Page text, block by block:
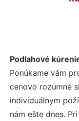
Podlahové
Ponúkame vám
cenovo rozumné
individuálnym
nám ešte dnes.